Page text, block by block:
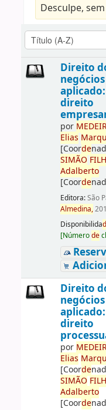
Desculpe,
Direito
negócios
direito
por MEDE
Elias
[Coorde
SIMÃO
Adalberto
[Coorde
Editora:São
Almedina,
Disponibilida
[Númerode
Direito
negócios
direito
por MEDE
Elias
[Coorde
SIMÃO
Adalberto
[Coorde